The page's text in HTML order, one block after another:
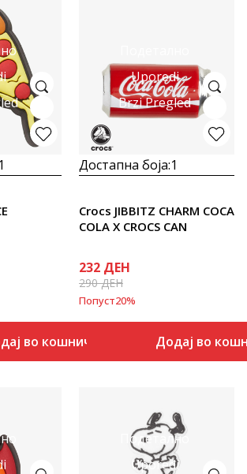
1
во кошничка
Uporedi
Brzi Pregled
Достапна боја:1
Crocs JIBBITZ CHARM COCA
COLA X CROCS CAN
232 ДЕН
290ДЕН
Попуст20%
Додај во
Подетално
Uporedi